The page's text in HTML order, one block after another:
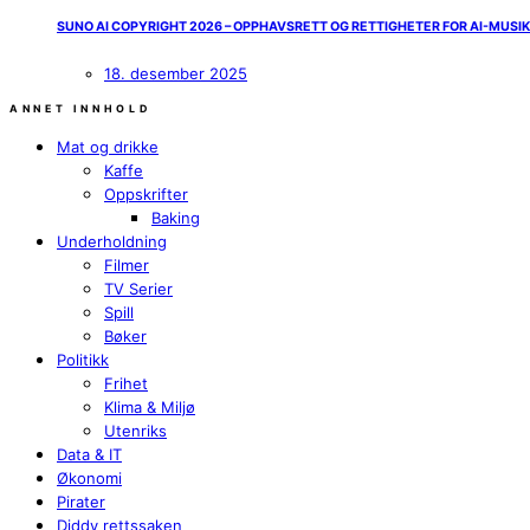
SUNO AI COPYRIGHT 2026 – OPPHAVSRETT OG RETTIGHETER FOR AI-
18. desember 2025
ANNET INNHOLD
Mat og drikke
Kaffe
Oppskrifter
Baking
Underholdning
Filmer
TV Serier
Spill
Bøker
Politikk
Frihet
Klima & Miljø
Utenriks
Data & IT
Økonomi
Pirater
Diddy rettssaken